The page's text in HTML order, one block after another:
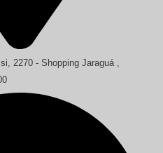
2270 - Shopping Jaraguá ,